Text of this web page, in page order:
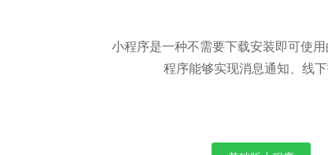
小程序是一种不需要下载安装即可使
程序能够实现消息通知、线